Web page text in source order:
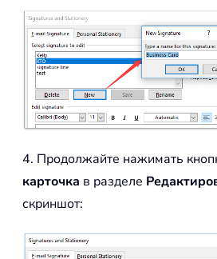
4. Продолжайте нажимать
карточка в разделе
скриншот: